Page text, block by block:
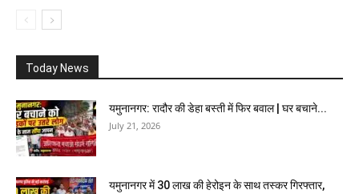
Today News
यमुनानगर: रादौर की डेहा बस्ती में फिर बवाल | घर बचाने...
July 21, 2026
यमुनानगर में 30 लाख की हेरोइन के साथ तस्कर गिरफ्तार,